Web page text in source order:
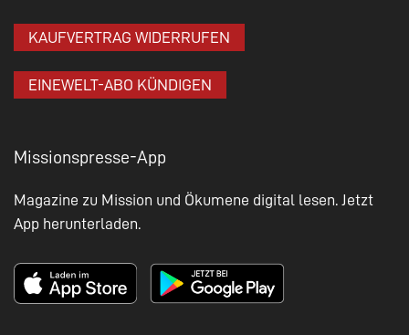
KAUFVERTRAG WIDERRUFEN
EINEWELT-ABO KÜNDIGEN
Missionspresse-App
Magazine zu Mission und Ökumene digital lesen. Jetzt
App herunterladen.